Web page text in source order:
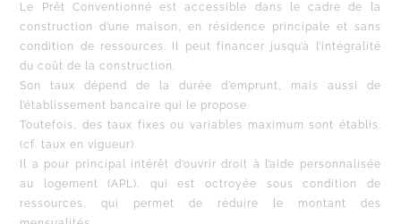
Le Prêt Conventionné est accessible dans le cadre de la
construction d’une maison, en résidence principale et sans
condition de ressources. Il peut financer jusqu’à l’intégralité
du coût de la construction.
Son taux dépend de la durée d’emprunt, mais aussi de
l’établissement bancaire qui le propose.
Toutefois, des taux fixes ou variables maximum sont établis.
(cf. taux en vigueur)
Il a pour principal intérêt d’ouvrir droit à l’aide personnalisée
au logement (APL), qui est octroyée sous condition de
ressources, qui permet de réduire le montant des